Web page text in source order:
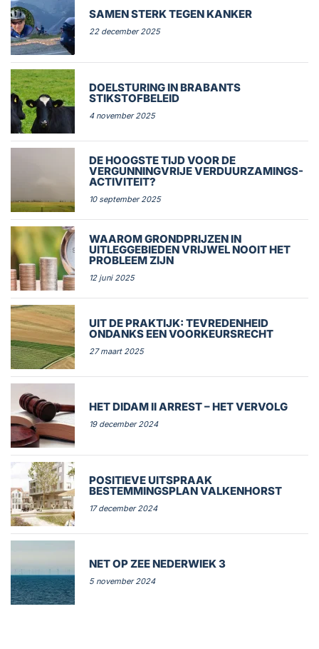
SAMEN STERK TEGEN KANKER
22 december 2025
DOELSTURING IN BRABANTS
STIKSTOFBELEID
4 november 2025
DE HOOGSTE TIJD VOOR DE
VERGUNNINGVRIJE VERDUURZAMINGS-
ACTIVITEIT?
10 september 2025
WAAROM GRONDPRIJZEN IN
UITLEGGEBIEDEN VRIJWEL NOOIT HET
PROBLEEM ZIJN
12 juni 2025
UIT DE PRAKTIJK: TEVREDENHEID
ONDANKS EEN VOORKEURSRECHT
27 maart 2025
HET DIDAM II ARREST – HET VERVOLG
19 december 2024
POSITIEVE UITSPRAAK
BESTEMMINGSPLAN VALKENHORST
17 december 2024
NET OP ZEE NEDERWIEK 3
5 november 2024